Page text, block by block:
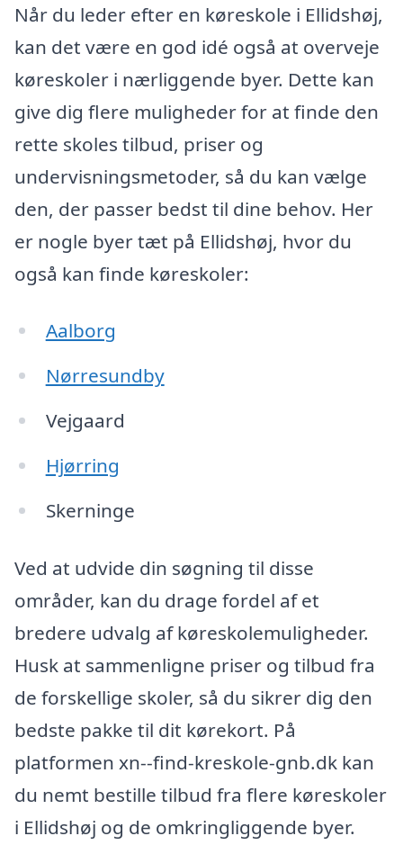
Når du leder efter en køreskole i Ellidshøj,
kan det være en god idé også at overveje
køreskoler i nærliggende byer. Dette kan
give dig flere muligheder for at finde den
rette skoles tilbud, priser og
undervisningsmetoder, så du kan vælge
den, der passer bedst til dine behov. Her
er nogle byer tæt på Ellidshøj, hvor du
også kan finde køreskoler:
Aalborg
Nørresundby
Vejgaard
Hjørring
Skerninge
Ved at udvide din søgning til disse
områder, kan du drage fordel af et
bredere udvalg af køreskolemuligheder.
Husk at sammenligne priser og tilbud fra
de forskellige skoler, så du sikrer dig den
bedste pakke til dit kørekort. På
platformen xn--find-kreskole-gnb.dk kan
du nemt bestille tilbud fra flere køreskoler
i Ellidshøj og de omkringliggende byer.